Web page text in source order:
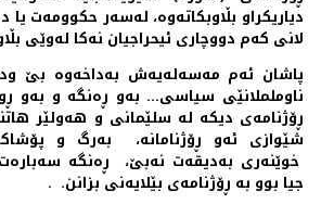
دیاریكراو بڵاوبكاته‌وه‌، له‌سه‌ر حكوومه‌ت
لانی كه‌م دووچاری ئیحراجیان نه‌كا له‌وێی
پاشان ئه‌م مه‌سه‌له‌یه‌ش به‌داخه‌وه‌ بێ
ناوململانێی سیاسی… به‌و ڕه‌نگه ‌و به‌و
ڕۆژنامه‌ی دیكه‌ له‌ سلێمانی و هه‌ولێر
شێوازی ئه‌و ڕۆژنامانه‌، به‌رگ و
خوێنه‌ری به‌دیقه‌ت نه‌بێ، ڕه‌نگه‌
جیا بوو به‌ ڕۆژنامه‌ی بێلایه‌نی بزانن. .